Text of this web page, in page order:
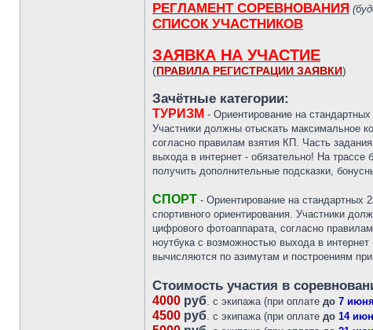
РЕГЛАМЕНТ СОРЕВНОВАНИЯ
СПИСОК УЧАСТНИКОВ
ЗАЯВКА НА УЧАСТИЕ
(ПРАВИЛА РЕГИСТРАЦИИ ЗАЯВКИ)
Зачётные категории:
ТУРИЗМ - Ориентирование на
Участники должны отыскать максимальное
согласно правилам взятия КП. Часть
выхода в интернет - обязательно! На
получить дополнительные подсказки,
СПОРТ - Ориентирование на стандартных
спортивного ориентирования. Участники
цифрового фотоаппарата, согласно
ноутбука с возможностью выхода в
вычисляются по азимутам и построениям
Стоимость участия в
4000 руб. с экипажа (при оплате до 7 июня
4500 руб. с экипажа (при оплате до 14